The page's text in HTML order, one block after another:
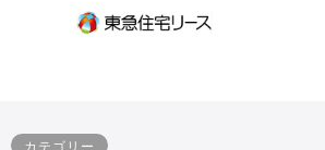
カテゴリー